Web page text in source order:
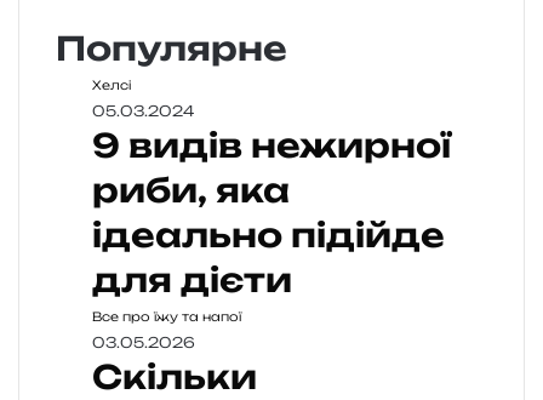
Популярне
Хелсі
05.03.2024
9 видів нежирної
риби, яка
ідеально підійде
для дієти
Все про їжу та напої
03.05.2026
Скільки